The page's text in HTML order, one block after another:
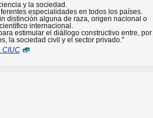
y la sociedad.
especialidades en todos los países.
distinción alguna de raza, origen nacional o
internacional.
estimular el diállogo constructivo entre, por
la sociedad civil y el sector privado."
CIUC